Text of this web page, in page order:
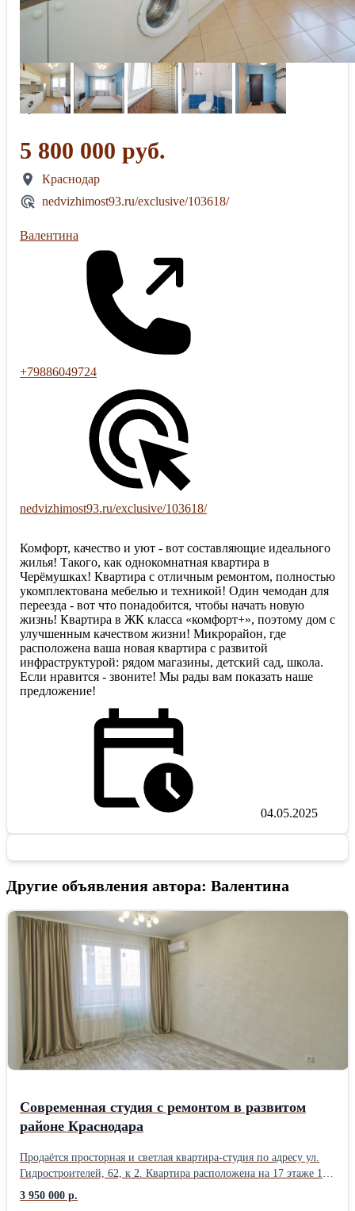
5 800 000 руб.
Краснодар
nedvizhimost93.ru/exclusive/103618/
Валентина
+79886049724
nedvizhimost93.ru/exclusive/103618/
Комфорт, качество и уют - вот составляющие идеального
жилья! Такого, как однокомнатная квартира в
Черёмушках! Квартира с отличным ремонтом, полностью
укомплектована мебелью и техникой! Один чемодан для
переезда - вот что понадобится, чтобы начать новую
жизнь! Квартира в ЖК класса «комфорт+», поэтому дом с
улучшенным качеством жизни! Микрорайон, где
расположена ваша новая квартира с развитой
инфраструктурой: рядом магазины, детский сад, школа.
Если нравится - звоните! Мы рады вам показать наше
предложение!
04.05.2025
Другие объявления автора: Валентина
Современная студия с ремонтом в развитом
районе Краснодара
Продаётся просторная и светлая квартира-студия по адресу ул.
Гидростроителей, 62, к 2. Квартира расположена на 17 этаже 19-
этажного кирпичного дома 2020 года постройки. Отличный
вариант для комфортного проживания или сдачи в аренду.
3 950 000 р.